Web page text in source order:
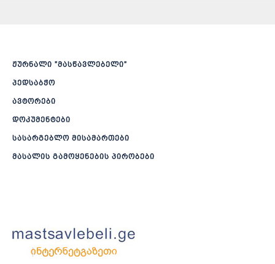
ჟურნალი ”მასწავლებელი”
პედსაბჭო
ავტორები
დოკუმენტები
სასარგებლო მისამართები
მასალის გამოყენების პირობები